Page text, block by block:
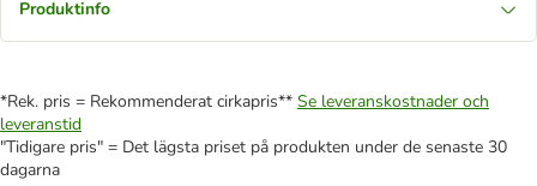
Produktinfo
*Rek. pris = Rekommenderat cirkapris** Se leveranskostnader och
leveranstid
"Tidigare pris" = Det lägsta priset på produkten under de senaste 30
dagarna